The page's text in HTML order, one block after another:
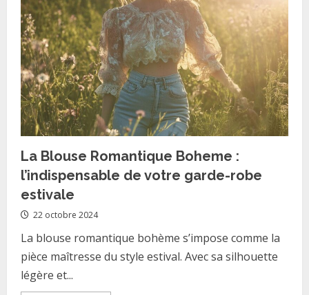
pour
choisir
son
casque
moto
modulable
au
feminin
La Blouse Romantique Boheme :
l’indispensable de votre garde-robe
estivale
22 octobre 2024
La blouse romantique bohème s’impose comme la
pièce maîtresse du style estival. Avec sa silhouette
légère et...